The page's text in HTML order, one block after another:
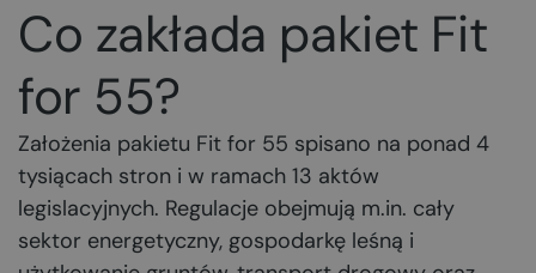
Co zakłada pakiet Fit
for 55?
Założenia pakietu Fit for 55 spisano na ponad 4
tysiącach stron i w ramach 13 aktów
legislacyjnych. Regulacje obejmują m.in. cały
sektor energetyczny, gospodarkę leśną i